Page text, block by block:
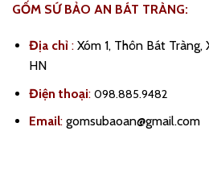
GỐM SỨ BẢO AN BÁT TRÀNG:
Địa chỉ :Xóm 1, Thôn Bát Tràng,
HN
Điện thoại: 098.885.9482
Email:gomsubaoan@gmail.com